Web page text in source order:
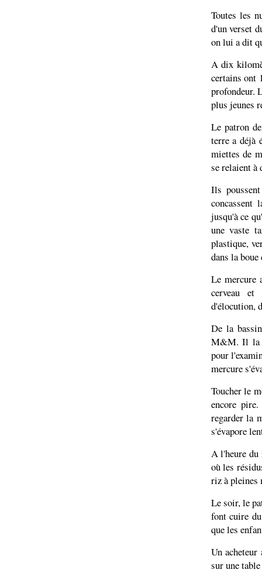
Toutes les
d'un verset
on lui a dit
A dix
certains ont
profondeur.
plus jeunes
Le patron
terre a déjà
miettes de
se relaient à
Ils
concassent
jusqu'à ce
une vaste
plastique,
dans la
Le mercure
cerveau et
d'élocution,
De la
M&M. Il la
pour
mercure
Toucher le
encore
regarder la
s'évapore
A l'heure du
où les
riz à pleines
Le soir, le
font cuire
que les
Un acheteur
sur une